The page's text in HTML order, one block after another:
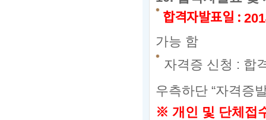
합격자발표일 :
가능 함
자격증 신청 : 합
우측하단 “자격증
※ 개인 및 단체접